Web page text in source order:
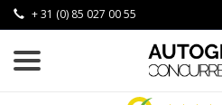
+ 31 (0) 85 027 00 55